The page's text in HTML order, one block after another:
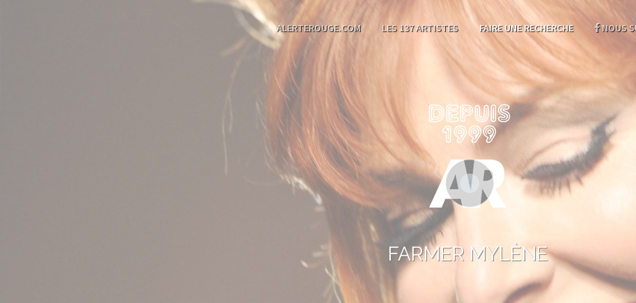
ALERTEROUGE.COM LES 137 ARTISTES FAIRE UNE RECHERCHE NOUS
FARMER MYLÈNE